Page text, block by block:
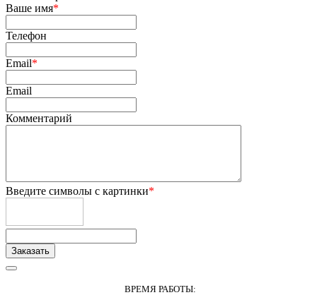
Ваше имя*
Телефон
Email*
Email
Комментарий
Введите символы с картинки*
ВРЕМЯ РАБОТЫ: